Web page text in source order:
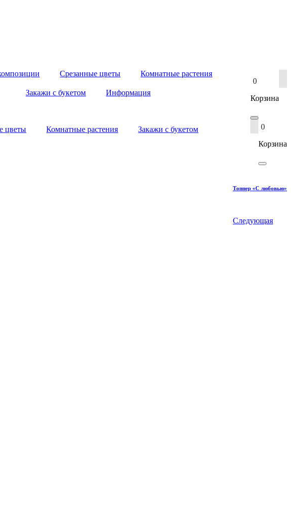
Срезанные цветы Комнатные растения
Закажи с букетом Информация
0
Корзина
цветы Комнатные растения Закажи с букетом
0
Корзина
Топпер «С любовью»
Следующая